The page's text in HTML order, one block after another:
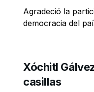
Agradeció la
democracia del
Xóchitl
casillas